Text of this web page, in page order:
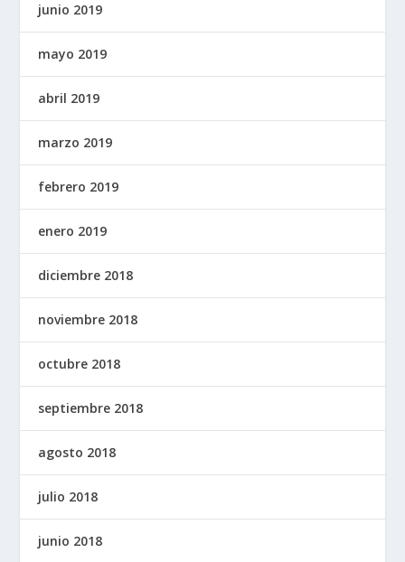
junio 2019
mayo 2019
abril 2019
marzo 2019
febrero 2019
enero 2019
diciembre 2018
noviembre 2018
octubre 2018
septiembre 2018
agosto 2018
julio 2018
junio 2018